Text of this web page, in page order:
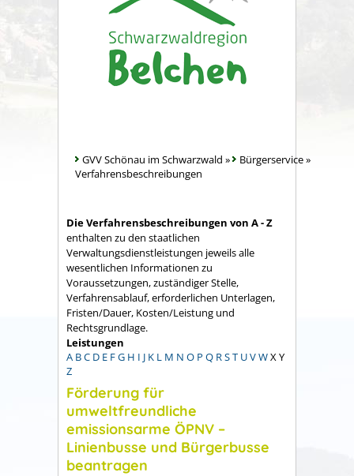
GVV Schönau im Schwarzwald » Bürgerservice»
Verfahrensbeschreibungen
Die Verfahrensbeschreibungen von A - Z
enthalten zu den staatlichen
Verwaltungsdienstleistungen jeweils alle
wesentlichen Informationen zu
Voraussetzungen, zuständiger Stelle,
Verfahrensablauf, erforderlichen Unterlagen,
Fristen/Dauer, Kosten/Leistung und
Rechtsgrundlage.
Leistungen
A BC D E FG H I J K L M N O P Q RST UVWX Y
Z
Förderung für
umweltfreundliche
emissionsarme ÖPNV –
Linienbusse und Bürgerbusse
beantragen